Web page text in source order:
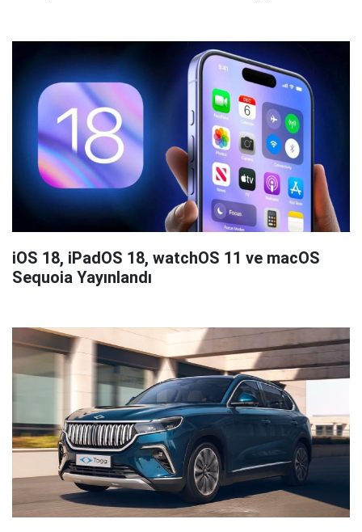
iOS 18, iPadOS 18, watchOS 11 ve macOS
Sequoia Yayınlandı